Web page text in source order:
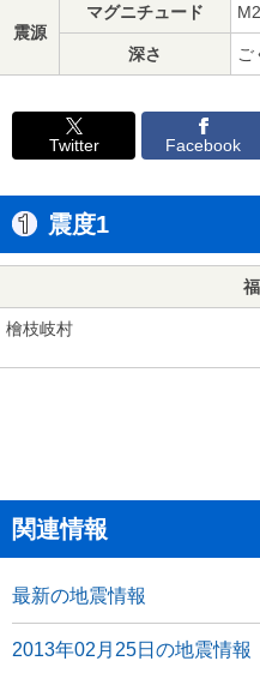
震源
マグニチュード
深さ ご
Twitter Facebook
震度1
檜枝岐村
関連情報
最新の地震情報
2013年02月25日の地震情報